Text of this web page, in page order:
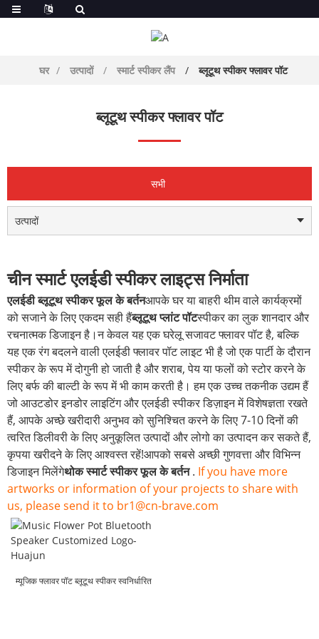
घर उत्पादों स्मार्ट स्पीकर लैंप ब्लूटूथ स्पीकर फ्लावर पॉट
ब्लूटूथ स्पीकर फ्लावर पॉट
सभी
उत्पादों
चीन स्मार्ट एलईडी स्पीकर लाइट्स निर्माता
एलईडी ब्लूटूथ स्पीकर फूल के बर्तनआपके घर या बाहरी थीम वाले कार्यक्रमों
को सजाने के लिए एकदम सही हैंब्लूटूथ प्लांट पॉटस्पीकर का लुक शानदार और
रचनात्मक डिजाइन है।न केवल यह एक घरेलू सजावट फ्लावर पॉट है, बल्कि
यह एक रंग बदलने वाली एलईडी फ्लावर पॉट लाइट भी है जो एक पार्टी के दौरान
स्पीकर के रूप में दोगुनी हो जाती है और शराब, पेय या फलों को स्टोर करने के
लिए बर्फ की बाल्टी के रूप में भी काम करती है। हम एक उच्च तकनीक उद्यम हैं
जो आउटडोर इनडोर लाइटिंग और एलईडी स्पीकर डिज़ाइन में विशेषज्ञता रखते
हैं, आपके अच्छे खरीदारी अनुभव को सुनिश्चित करने के लिए 7-10 दिनों की
त्वरित डिलीवरी के लिए अनुकूलित उत्पादों और लोगो का उत्पादन कर सकते हैं,
कृपया खरीदने के लिए आश्वस्त रहें!आपको सबसे अच्छी गुणवत्ता और विभिन्न
डिजाइन मिलेंगेथोक स्मार्ट स्पीकर फूल के बर्तन. If you have more
artworks or information of your projects to share with
us, please send it to br1@cn-brave.com
म्यूजिक फ्लावर पॉट ब्लूटूथ स्पीकर स्वनिर्धारित